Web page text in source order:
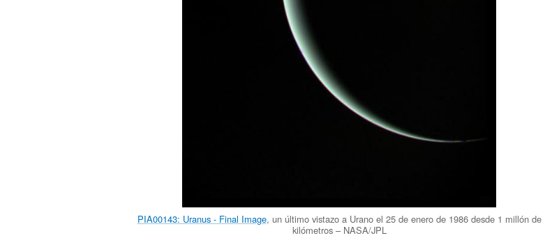
PIA00143: Uranus - Final Image, un último vistazo a Urano el 25 de enero de 1986 desde 1 millón de
kilómetros – NASA/JPL